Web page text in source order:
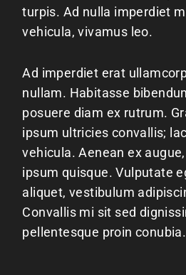
turpis. Ad nulla imperdiet
vehicula, vivamus leo.
Ad imperdiet erat
nullam. Habitasse
posuere diam ex rutrum.
ipsum ultricies convallis;
vehicula. Aenean ex
ipsum quisque. Vulputate
aliquet, vestibulum
Convallis mi sit sed
pellentesque proin conubia.